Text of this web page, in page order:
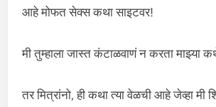
आहे मोफत सेक्स कथा साइटवर!
मी तुम्हाला जास्त कंटाळवाणं न करता माझ्या
तर मित्रांनो, ही कथा त्या वेळची आहे जेव्हा मी